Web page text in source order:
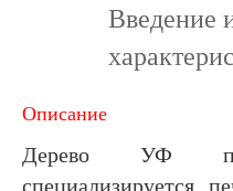
Введение
Описание
Дерево УФ